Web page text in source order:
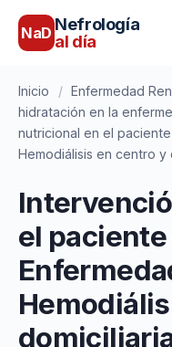
NaD Nefrología
al día
Inicio / Enfermedad
hidratación en la
nutricional en el
Hemodiálisis en centro y
el paciente